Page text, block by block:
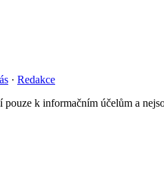
· Redakce
k informačním účelům a